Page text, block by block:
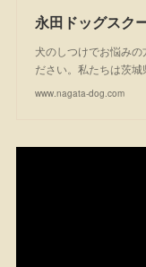
犬のしつけでお悩み
ださい。私たちは茨城
www.nagata-dog.com